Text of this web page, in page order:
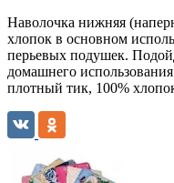
Наволочка нижняя
хлопок в основном
перьевых подушек.
домашнего
плотный тик, 100%